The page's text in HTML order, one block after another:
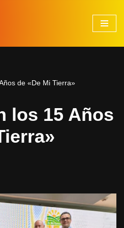
de «De Mi Tierra»
los 15 Años